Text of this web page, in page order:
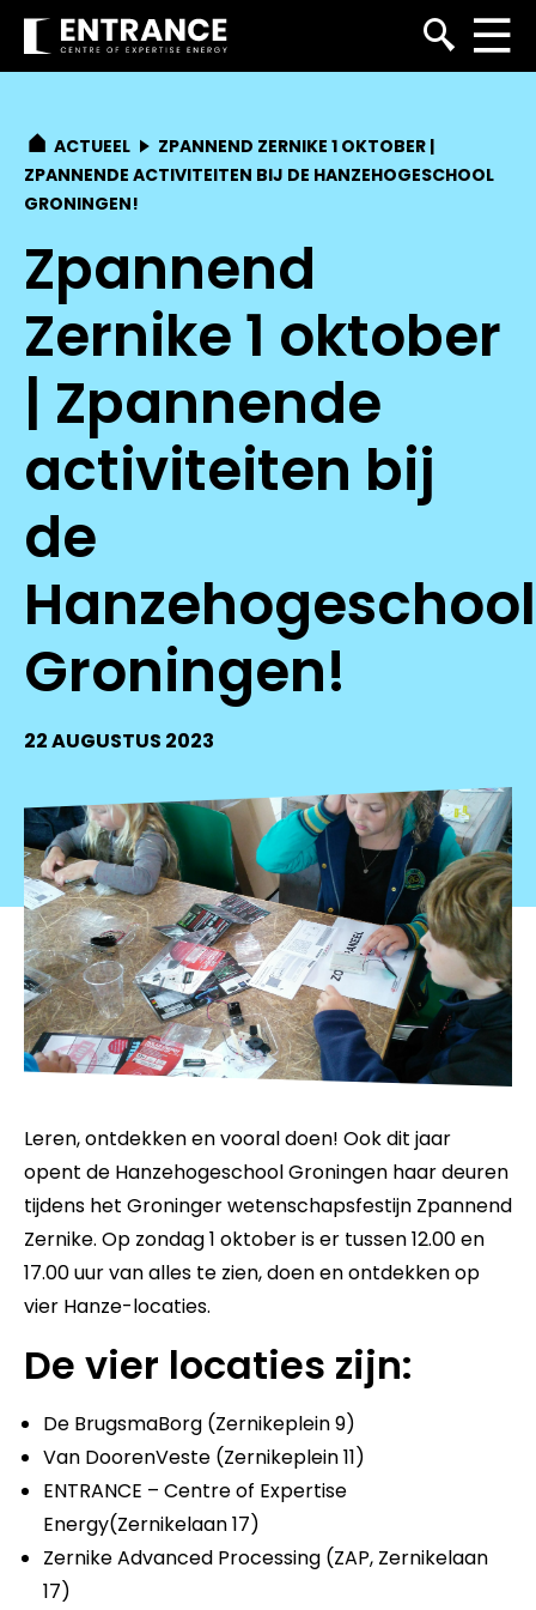
ACTUEEL
ZPANNEND ZERNIKE 1 OKTOBER |
ZPANNENDE ACTIVITEITEN BIJ DE HANZEHOGESCHOOL
GRONINGEN!
Zpannend
Zernike 1 oktober
| Zpannende
activiteiten bij
de
Hanzehogeschool
Groningen!
22 AUGUSTUS 2023
Leren, ontdekken en vooral doen! Ook dit jaar
opent de Hanzehogeschool Groningen haar deuren
tijdens het Groninger wetenschapsfestijn Zpannend
Zernike. Op zondag 1 oktober is er tussen 12.00 en
17.00 uur van alles te zien, doen en ontdekken op
vier Hanze-locaties.
De vier locaties zijn:
De BrugsmaBorg (Zernikeplein 9)
Van DoorenVeste (Zernikeplein 11)
ENTRANCE – Centre of Expertise
Energy(Zernikelaan 17)
Zernike Advanced Processing (ZAP, Zernikelaan
17)